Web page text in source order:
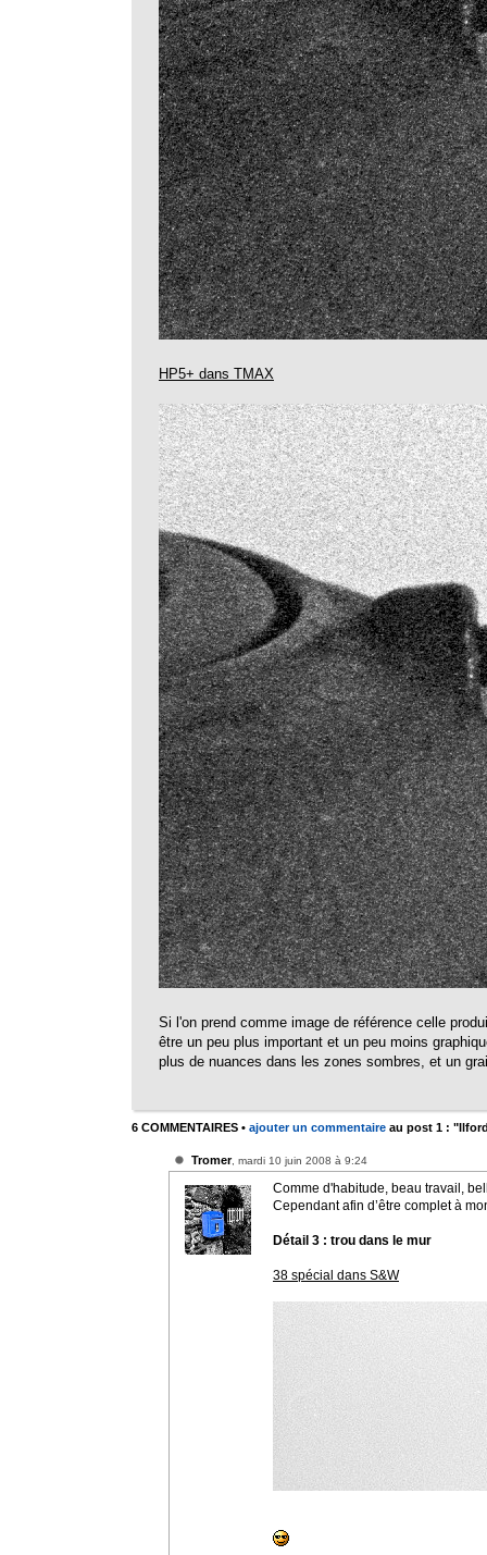
HP5+ dans TMAX
Si l'on prend comme image de référence celle
être un peu plus important et un peu moins
plus de nuances dans les zones sombres, et un
6 COMMENTAIRES • ajouter un commentaire au post 1 :
Tromer, mardi 10 juin 2008 à 9:24
Comme d'habitude, beau travail,
Cependant afin d’être complet à
Détail 3 : trou dans le mur
38 spécial dans S&W